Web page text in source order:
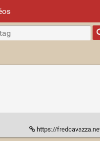
https://